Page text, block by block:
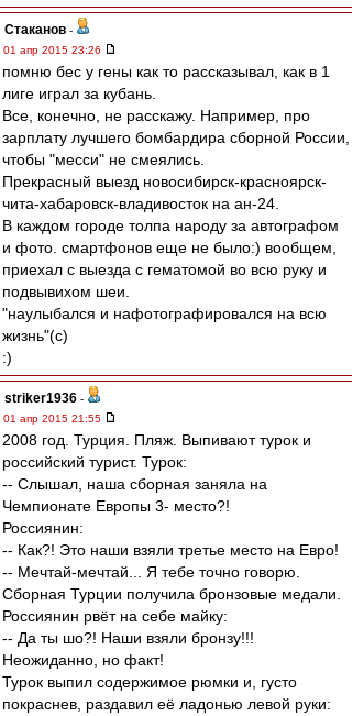
Cтаканов -
01 апр 2015 23:26
помню бес у гены как то рассказывал, как в 1
лиге играл за кубань.
Все, конечно, не расскажу. Например, про
зарплату лучшего бомбардира сборной России,
чтобы "месси" не смеялись.
Прекрасный выезд новосибирск-красноярск-
чита-хабаровск-владивосток на ан-24.
В каждом городе толпа народу за автографом
и фото. смартфонов еще не было:) вообщем,
приехал с выезда с гематомой во всю руку и
подвывихом шеи.
"наулыбался и нафотографировался на всю
жизнь"(с)
:)
striker1936 -
01 апр 2015 21:55
2008 год. Турция. Пляж. Выпивают турок и
российский турист. Турок:
-- Слышал, наша сборная заняла на
Чемпионате Европы 3- место?!
Россиянин:
-- Как?! Это наши взяли третье место на Евро!
-- Мечтай-мечтай... Я тебе точно говорю.
Сборная Турции получила бронзовые медали.
Россиянин рвёт на себе майку:
-- Да ты шо?! Наши взяли бронзу!!!
Неожиданно, но факт!
Турок выпил содержимое рюмки и, густо
покраснев, раздавил её ладонью левой руки: